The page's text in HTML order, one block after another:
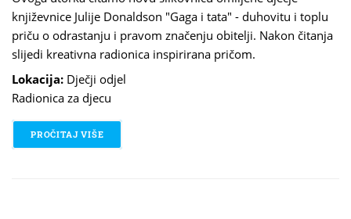
književnice Julije Donaldson "Gaga i tata" - duhovitu i toplu
priču o odrastanju i pravom značenju obitelji. Nakon čitanja
slijedi kreativna radionica inspirirana pričom.
Lokacija: Dječji odjel
Radionica za djecu
PROČITAJ VIŠE